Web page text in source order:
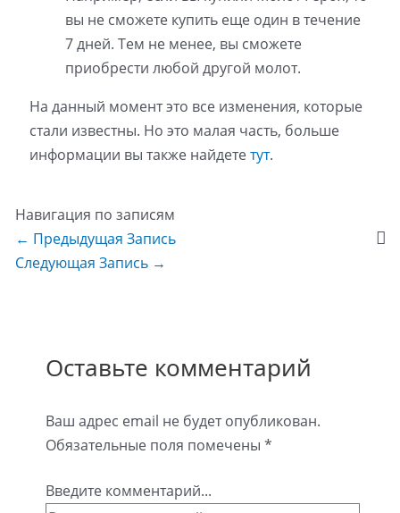
вы не сможете купить еще один в течение
7 дней. Тем не менее, вы сможете
приобрести любой другой молот.
На данный момент это все изменения, которые
стали известны. Но это малая часть, больше
информации вы также найдететут.
Навигация по записям
← Предыдущая Запись
Следующая Запись →
Оставьте комментарий
Ваш адрес email не будет опубликован.
Обязательные поля помечены *
Введите комментарий...